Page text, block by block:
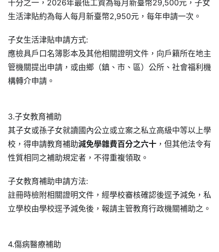
十分之一，2026年最低工資為每月新臺幣29,500元，子女
生活津貼約為每人每月新臺幣2,950元，每年申請一次。
子女生活津貼申請方式:
應檢具戶口名簿影本及其他相關證明文件，向戶籍所在地主
管機關提出申請，或由鄉（鎮、市、區）公所、社會福利機
構轉介申請。
3.子女教育補助
其子女或孫子女就讀國內公立或立案之私立高級中等以上學
校，得申請教育補助減免學雜費百分之六十 ，但其他法令有
性質相同之補助規定者，不得重複領取。
子女教育補助申請方法:
註冊時檢附相關證明文件，經學校審核確認後逕予減免，私
立學校由學校逕予減免後，報請主管教育行政機關補助之。
4.傷病醫療補助